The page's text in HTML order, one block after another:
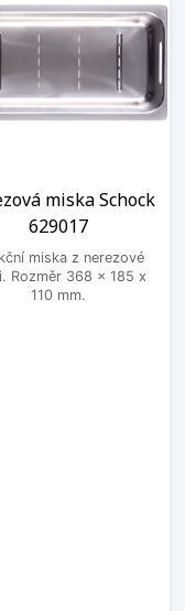
miska Schock
629017
miska z nerezové
Rozměr 368 x 185 x
110 mm.